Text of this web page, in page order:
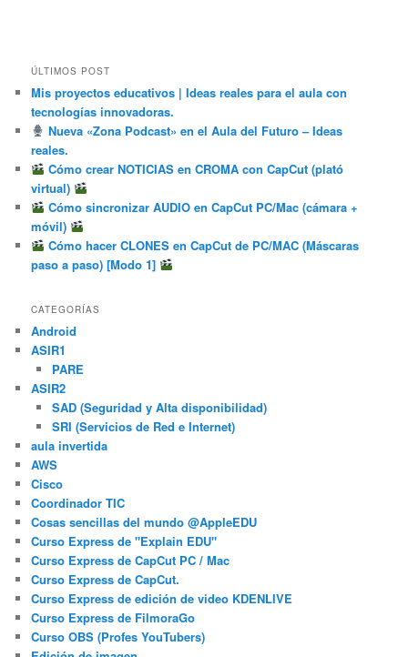
ÚLTIMOS POST
Mis proyectos educativos | Ideas reales para el aula con
tecnologías innovadoras.
Nueva «Zona Podcast» en el Aula del Futuro – Ideas
reales.
Cómo crear NOTICIAS en CROMA con CapCut (plató
virtual)
Cómo sincronizar AUDIO en CapCut PC/Mac (cámara +
móvil)
Cómo hacer CLONES en CapCut de PC/MAC (Máscaras
paso a paso) [Modo 1]
CATEGORÍAS
Android
ASIR1
PARE
ASIR2
SAD (Seguridad y Alta disponibilidad)
SRI (Servicios de Red e Internet)
aula invertida
AWS
Cisco
Coordinador TIC
Cosas sencillas del mundo @AppleEDU
Curso Express de "Explain EDU"
Curso Express de CapCut PC / Mac
Curso Express de CapCut.
Curso Express de edición de video KDENLIVE
Curso Express de FilmoraGo
Curso OBS (Profes YouTubers)